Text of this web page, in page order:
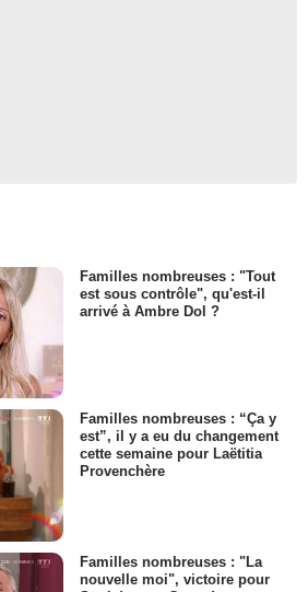
Familles nombreuses : "Tout
est sous contrôle", qu'est-il
arrivé à Ambre Dol ?
Familles nombreuses : “Ça y
est”, il y a eu du changement
cette semaine pour Laëtitia
Provenchère
Familles nombreuses : "La
nouvelle moi", victoire pour